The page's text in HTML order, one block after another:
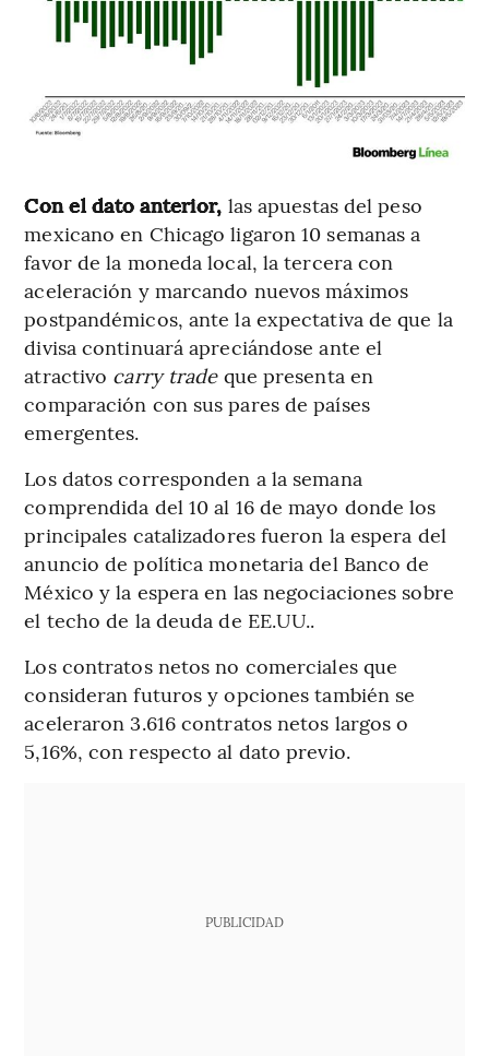
Con el dato anterior, las apuestas del peso
mexicano en Chicago ligaron 10 semanas a
favor de la moneda local, la tercera con
aceleración y marcando nuevos máximos
postpandémicos, ante la expectativa de que la
divisa continuará apreciándose ante el
atractivo carry trade que presenta en
comparación con sus pares de países
emergentes.
Los datos corresponden a la semana
comprendida del 10 al 16 de mayo donde los
principales catalizadores fueron la espera del
anuncio de política monetaria del Banco de
México y la espera en las negociaciones sobre
el techo de la deuda de EE.UU..
Los contratos netos no comerciales que
consideran futuros y opciones también se
aceleraron 3.616 contratos netos largos o
5,16%, con respecto al dato previo.
PUBLICIDAD